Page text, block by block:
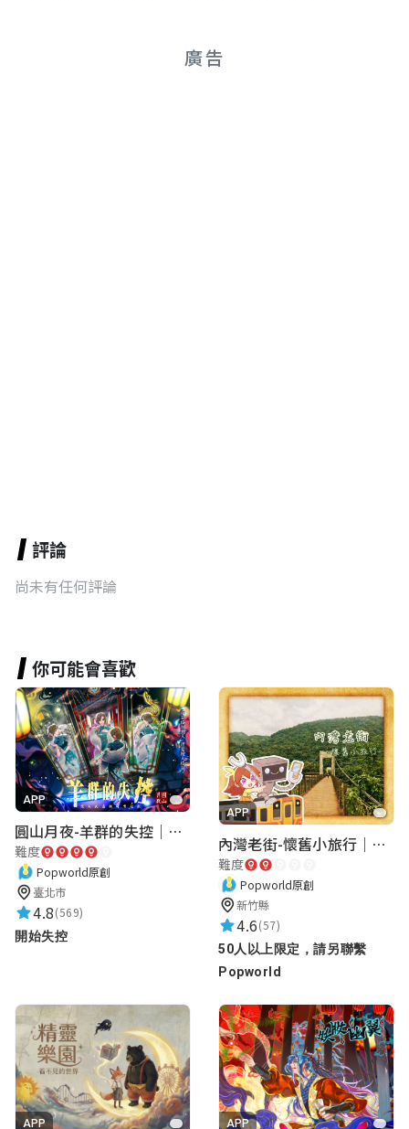
廣告
評論
尚未有任何評論
你可能會喜歡
APP
圓山月夜-羊群的失控｜圓山飯店 ARG實境解謎遊戲
難度
Popworld原創
臺北市
4.8(569)
開始失控
APP
內灣老街-懷舊小旅行｜新竹老街城市解謎
難度
Popworld原創
新竹縣
4.6(57)
50人以上限定，請另聯繫
Popworld
APP APP